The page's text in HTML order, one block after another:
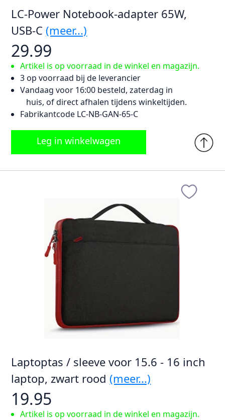
LC-Power Notebook-adapter 65W,
USB-C(meer...)
29.99
Artikel is op voorraad in de winkel en magazijn.
3 op voorraad bij de leverancier
Vandaag voor 16:00 besteld, zaterdag in
huis, of direct afhalen tijdens winkeltijden.
Fabrikantcode LC-NB-GAN-65-C
Leg in winkelwagen
Laptoptas / sleeve voor 15.6 - 16 inch
laptop, zwart rood(meer...)
19.95
Artikel is op voorraad in de winkel en magazijn.